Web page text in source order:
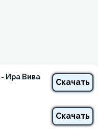
- Ира Вива
Скачать
Скачать